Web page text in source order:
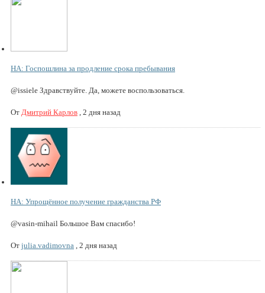
НА: Госпошлина за продление срока пребывания
@issiele Здравствуйте. Да, можете воспользоваться.
От Дмитрий Карлов , 2 дня назад
НА: Упрощённое получение гражданства РФ
@vasin-mihail Большое Вам спасибо!
От julia.vadimovna , 2 дня назад